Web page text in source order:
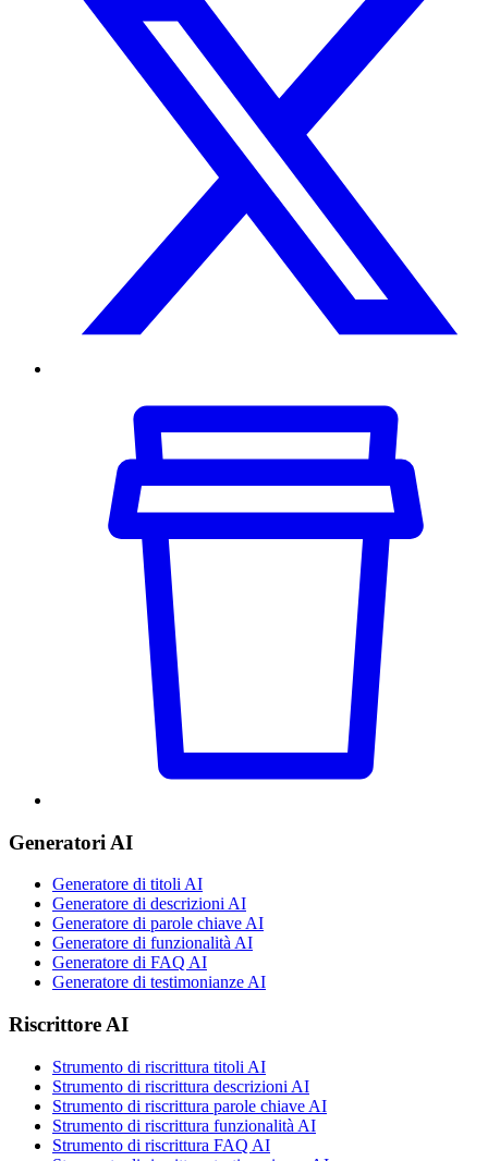
Generatori AI
Generatore di titoli AI
Generatore di descrizioni AI
Generatore di parole chiave AI
Generatore di funzionalità AI
Generatore di FAQ AI
Generatore di testimonianze AI
Riscrittore AI
Strumento di riscrittura titoli AI
Strumento di riscrittura descrizioni AI
Strumento di riscrittura parole chiave AI
Strumento di riscrittura funzionalità AI
Strumento di riscrittura FAQ AI